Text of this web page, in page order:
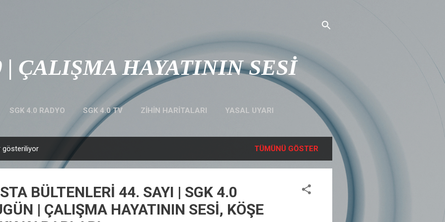
| ÇALIŞMA HAYATININ SESİ
SGK 4.0 RADYO SGK 4.0 TV ZİHİN HARİTALARI YASAL UYARI
gösteriliyor TÜMÜNÜ GÖSTER
BÜLTENLERİ 44. SAYI | SGK 4.0
| ÇALIŞMA HAYATININ SESİ, KÖŞE